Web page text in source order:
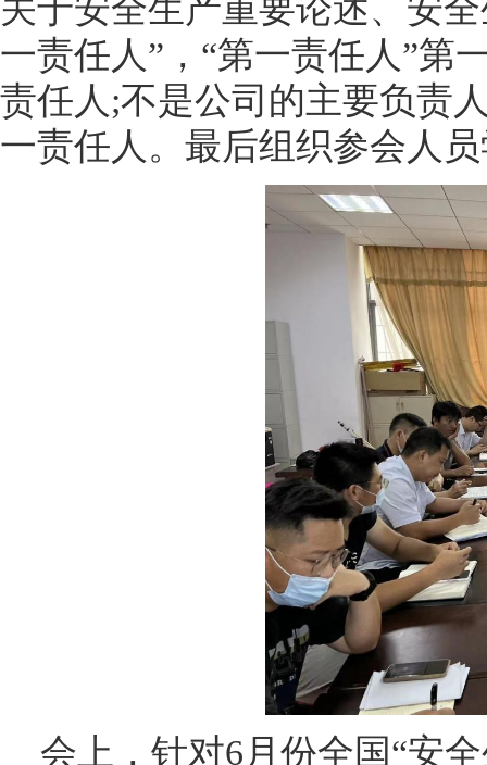
关于安全生产重要论述、安
一责任人”，“第一责任人”第
责任人 ;不是公司的主要负责
一责任人。最后组织参会人
会上，针对6月份全国“安